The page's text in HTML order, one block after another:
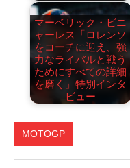
マーベリック・ビニ
ャーレス「ロレンソ
をコーチに迎え、強
力なライバルと戦う
ためにすべての詳細
を磨く」特別インタ
ビュー
MOTOGP